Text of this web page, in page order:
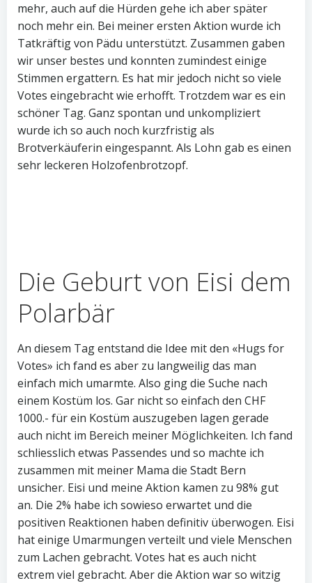
mehr, auch auf die Hürden gehe ich aber später
noch mehr ein. Bei meiner ersten Aktion wurde ich
Tatkräftig von Pädu unterstützt. Zusammen gaben
wir unser bestes und konnten zumindest einige
Stimmen ergattern. Es hat mir jedoch nicht so viele
Votes eingebracht wie erhofft. Trotzdem war es ein
schöner Tag. Ganz spontan und unkompliziert
wurde ich so auch noch kurzfristig als
Brotverkäuferin eingespannt. Als Lohn gab es einen
sehr leckeren Holzofenbrotzopf.
Die Geburt von Eisi dem
Polarbär
An diesem Tag entstand die Idee mit den «Hugs for
Votes» ich fand es aber zu langweilig das man
einfach mich umarmte. Also ging die Suche nach
einem Kostüm los. Gar nicht so einfach den CHF
1000.- für ein Kostüm auszugeben lagen gerade
auch nicht im Bereich meiner Möglichkeiten. Ich fand
schliesslich etwas Passendes und so machte ich
zusammen mit meiner Mama die Stadt Bern
unsicher. Eisi und meine Aktion kamen zu 98% gut
an. Die 2% habe ich sowieso erwartet und die
positiven Reaktionen haben definitiv überwogen. Eisi
hat einige Umarmungen verteilt und viele Menschen
zum Lachen gebracht. Votes hat es auch nicht
extrem viel gebracht. Aber die Aktion war so witzig